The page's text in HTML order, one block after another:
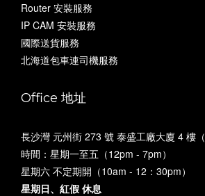
Router 安裝服務
IP CAM 安裝服務
國際送貨服務
北海道包車連司機服務
Office 地址
長沙灣 元州街 273 號 泰盛工廠大廈 4 樓（
時間：星期一至五（12pm - 7pm）
星期六 不定期開（10am - 12：30pm）
星期日、紅假 休息